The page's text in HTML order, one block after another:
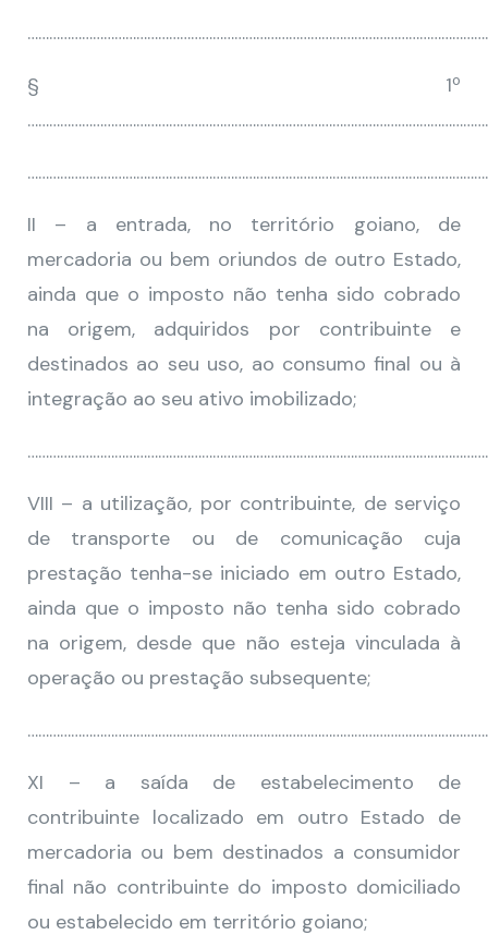
§ 1º
II – a entrada, no território goiano, de
mercadoria ou bem oriundos de outro Estado,
ainda que o imposto não tenha sido cobrado
na origem, adquiridos por contribuinte e
destinados ao seu uso, ao consumo final ou à
integração ao seu ativo imobilizado;
VIII – a utilização, por contribuinte, de serviço
de transporte ou de comunicação cuja
prestação tenha-se iniciado em outro Estado,
ainda que o imposto não tenha sido cobrado
na origem, desde que não esteja vinculada à
operação ou prestação subsequente;
XI – a saída de estabelecimento de
contribuinte localizado em outro Estado de
mercadoria ou bem destinados a consumidor
final não contribuinte do imposto domiciliado
ou estabelecido em território goiano;